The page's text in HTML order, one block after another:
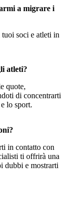
a migrare i
soci e atleti in
atleti?
quote,
di concentrarti
lo sport.
in contatto con
ti offrirà una
dubbi e mostrarti